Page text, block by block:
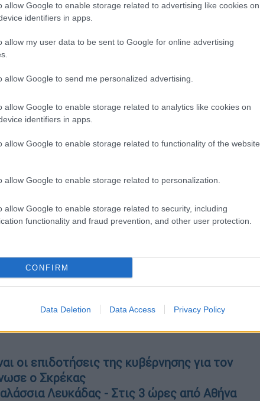
allow Google to enable storage related to advertising like cookies on
identifiers in apps.
allow my user data to be sent to Google for online advertising
allow Google to send me personalized advertising.
allow Google to enable storage related to analytics like cookies on
identifiers in apps.
allow Google to enable storage related to functionality of the website
allow Google to enable storage related to personalization.
allow Google to enable storage related to security, including
functionality and fraud prevention, and other user protection.
CONFIRM
Data Deletion Data Access Privacy Policy
τελευταία της ανάρτηση στις 22
«Ο αδερφούλης σου είναι εκεί για να
τίποτα τα ρημαδομαθηματικά. Είναι εκεί
υπολογιστή που έχει χαλάσει (λαμπρή
«άσχετη» είσαι).Αλλά Αν έχεις αδερφό,
ένα είναι βέβαιο: θα τις φας. Μπορεί να
όταν έχει τα νεύρα του, μπορεί να τις
βρίσκονται στη λίστα «πράγματα που αν
θα έχεις την ευκαιρία που καρτερικά
να δώσεις μια ηχηρή καρπαζιά ή –αν
…. Για σένα George Angelopoulos
Μαριτα Αγγελοπουλου»
για την δολοφονία του πατέρα
ιδιοκτήτη φροντιστηρίων Μέσης
3 Φεβρουαρίου του 2011, έξω από το
««Πρόκειται για ένα γεγονός που
όλη την ύπαρξη μου ή γίνεσαι
να γίνω πιο δυνατή. Οι αρχές και οι
για να μην «πέσω».
οι επιδοτήσεις της κυβέρνησης για τον
ο Σκρέκας
Λευκάδας - Στις 3 ώρες από Αθήνα